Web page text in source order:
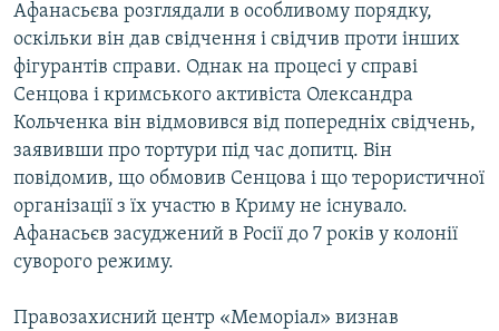
Афанасьєва розглядали в особливому порядку,
оскільки він дав свідчення і свідчив проти інших
фігурантів справи. Однак на процесі у справі
Сенцова і кримського активіста Олександра
Кольченка він відмовився від попередніх свідчень,
заявивши про тортури під час допитц. Він
повідомив, що обмовив Сенцова і що терористичної
організації з їх участю в Криму не існувало.
Афанасьєв засуджений в Росії до 7 років у колонії
суворого режиму.
Правозахисний центр «Меморіал» визнав